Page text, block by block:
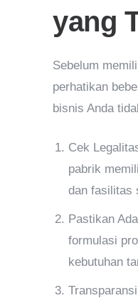
yang
Sebelum
perhatikan
bisnis Anda
Cek
pabrik
dan fasilitas
Pastikan
formulasi
kebutuhan